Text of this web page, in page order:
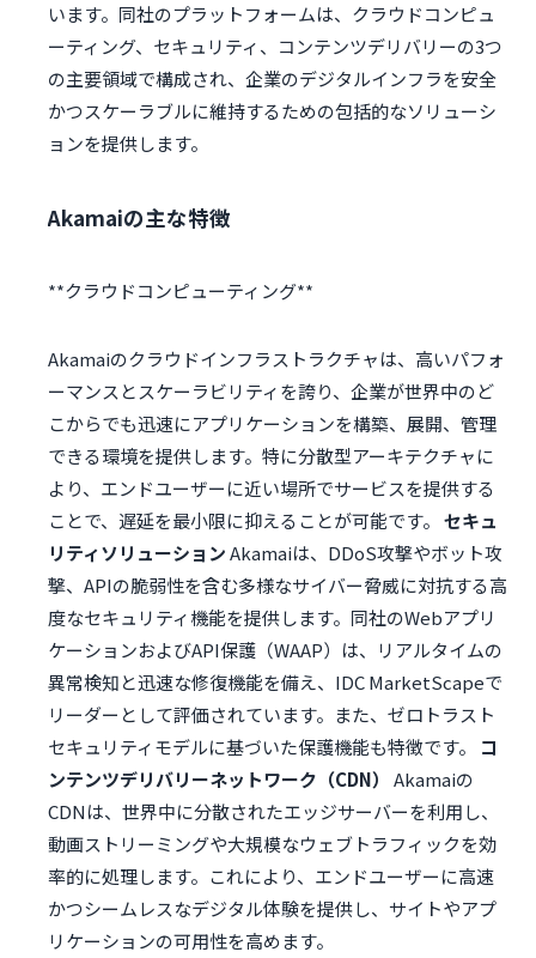
います。同社のプラットフォームは、クラウドコンピュ
ーティング、セキュリティ、コンテンツデリバリーの3つ
の主要領域で構成され、企業のデジタルインフラを安全
かつスケーラブルに維持するための包括的なソリューシ
ョンを提供します。
Akamaiの主な特徴
Akamaiのクラウドインフラストラクチャは、高いパフォ
ーマンスとスケーラビリティを誇り、企業が世界中のど
こからでも迅速にアプリケーションを構築、展開、管理
できる環境を提供します。特に分散型アーキテクチャに
より、エンドユーザーに近い場所でサービスを提供する
ことで、遅延を最小限に抑えることが可能です。 セキュ
リティソリューションAkamaiは、DDoS攻撃やボット攻
撃、APIの脆弱性を含む多様なサイバー脅威に対抗する高
度なセキュリティ機能を提供します。同社のWebアプリ
ケーションおよびAPI保護（WAAP）は、リアルタイムの
異常検知と迅速な修復機能を備え、IDC MarketScapeで
リーダーとして評価されています。また、ゼロトラスト
セキュリティモデルに基づいた保護機能も特徴です。 コ
ンテンツデリバリーネットワーク（CDN）
Akamaiの
CDNは、世界中に分散されたエッジサーバーを利用し、
動画ストリーミングや大規模なウェブトラフィックを効
率的に処理します。これにより、エンドユーザーに高速
かつシームレスなデジタル体験を提供し、サイトやアプ
リケーションの可用性を高めます。